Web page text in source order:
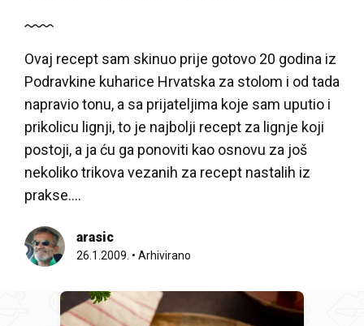
Ovaj recept sam skinuo prije gotovo 20 godina iz
Podravkine kuharice Hrvatska za stolom i od tada
napravio tonu, a sa prijateljima koje sam uputio i
prikolicu lignji, to je najbolji recept za lignje koji
postoji, a ja ću ga ponoviti kao osnovu za još
nekoliko trikova vezanih za recept nastalih iz
prakse….
arasic
26.1.2009. • Arhivirano